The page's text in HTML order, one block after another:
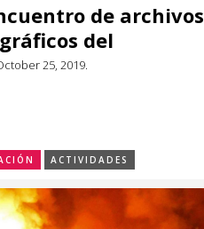
de archivos
del
25, 2019.
ACTIVIDADES